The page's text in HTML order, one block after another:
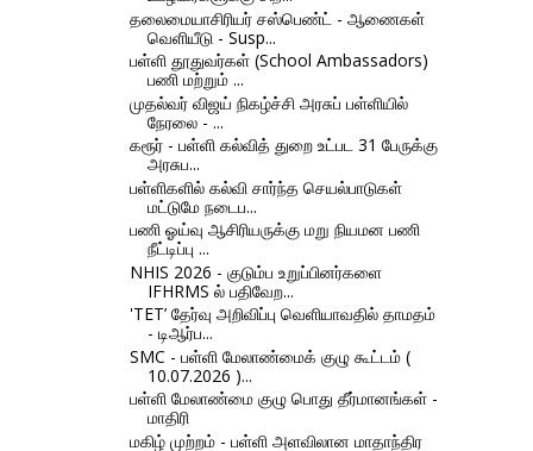
தலைமையாசிரியர் சஸ்பெண்ட் - ஆணைகள்
வெளியீடு - Susp...
பள்ளி தூதுவர்கள் (School Ambassadors)
பணி மற்றும் ...
முதல்வர் விஜய் நிகழ்ச்சி அரசுப் பள்ளியில்
நேரலை - ...
கரூர் - பள்ளி கல்வித் துறை உட்பட 31 பேருக்கு
அரசுப...
பள்ளிகளில் கல்வி சார்ந்த செயல்பாடுகள்
மட்டுமே நடைப...
பணி ஓய்வு ஆசிரியருக்கு மறு நியமன பணி
நீட்டிப்பு ...
NHIS 2026 - குடும்ப உறுப்பினர்களை
IFHRMS ல் பதிவேற...
'TET’ தேர்வு அறிவிப்பு வெளியாவதில் தாமதம்
- டிஆர்ப...
SMC - பள்ளி மேலாண்மைக் குழு கூட்டம் (
10.07.2026 )...
பள்ளி மேலாண்மை குழு பொது தீர்மானங்கள் -
மாதிரி
மகிழ் முற்றம் - பள்ளி அளவிலான மாதாந்திர